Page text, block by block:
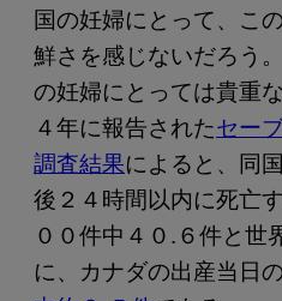
国の妊婦にとって、こ
鮮さを感じないだろう
の妊婦にとっては貴重
４年に報告されたセー
調査結果によると、同
後２４時間以内に死亡
００件中４０.６件と世
に、カナダの出産当日の